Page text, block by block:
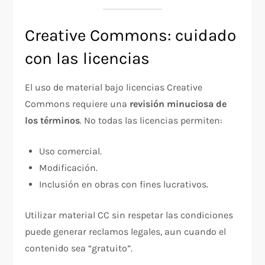
Creative Commons: cuidado
con las licencias
El uso de material bajo licencias Creative
Commons requiere una revisión minuciosa de
los términos. No todas las licencias permiten:
Uso comercial.
Modificación.
Inclusión en obras con fines lucrativos.
Utilizar material CC sin respetar las condiciones
puede generar reclamos legales, aun cuando el
contenido sea “gratuito”.